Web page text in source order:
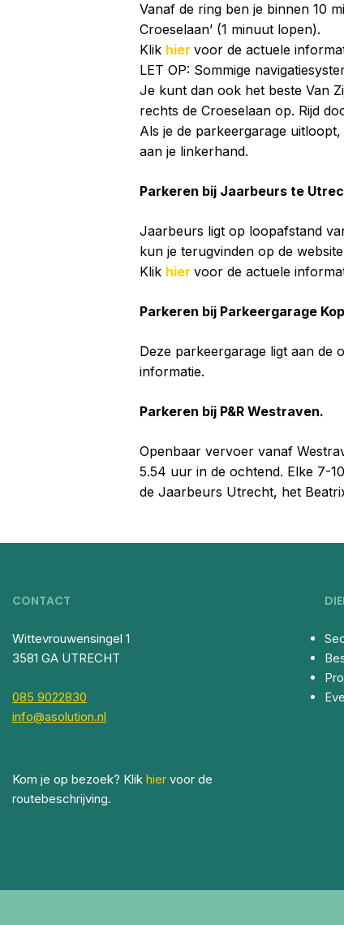
Vanaf de ring ben je binnen 10
Croeselaan’ (1 minuut lopen).
Klik hier voor de actuele
LET OP: Sommige
Je kunt dan ook het beste Van
rechts de Croeselaan op. Rijd
Als je de parkeergarage
aan je linkerhand.
Parkeren bij Jaarbeurs te
Jaarbeurs ligt op loopafstand
kun je terugvinden op de
Klik hier voor de actuele
Parkeren bij Parkeergarage
Deze parkeergarage ligt aan de
informatie.
Parkeren bij P&R Westraven.
Openbaar vervoer vanaf
5.54 uur in de ochtend. Elke 7-
de Jaarbeurs Utrecht, het
CONTACT
Wittevrouwensingel 1
3581 GA UTRECHT
085 9022830
info@asolution.nl
Kom je op bezoek? Klik hier voor de
routebeschrijving.